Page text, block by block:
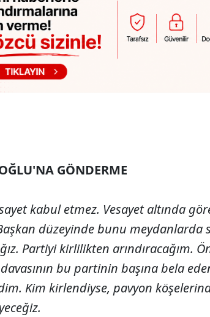
GÖNDERME
kabul etmez. Vesayet altında
düzeyinde bunu meydanlarda
Partiyi kirlilikten arındıracağım.
bu partinin başına bela
Kim kirlendiyse, pavyon